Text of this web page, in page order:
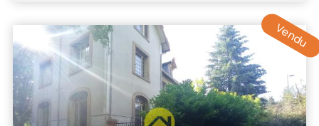
Vendu